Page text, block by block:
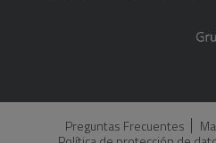
Preguntas Frecuentes